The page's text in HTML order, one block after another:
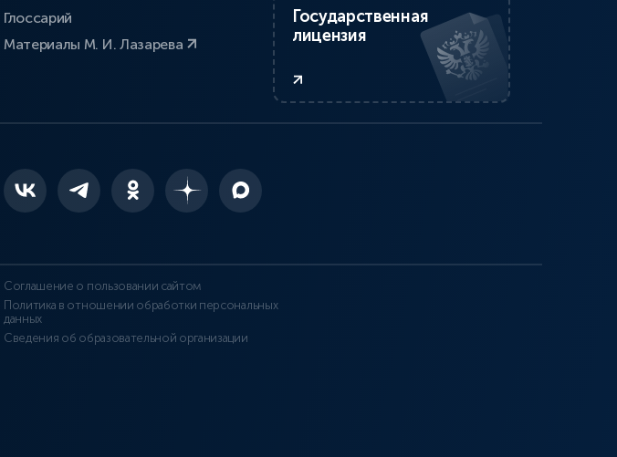
Глоссарий
Материалы М. И. Лазарева
Государственная
лицензия
Соглашение о пользовании сайтом
Политика в отношении обработки персональных
данных
Сведения об образовательной организации